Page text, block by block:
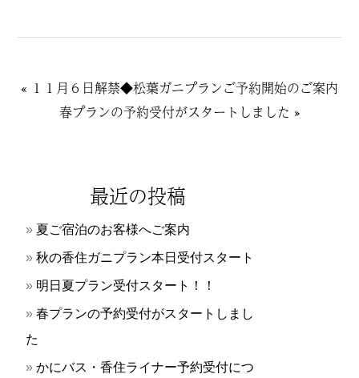
« １１月６日解禁◆松葉ガニプランご予約開始のご案内
春プランの予約受付がスタートしました »
最近の投稿
夏ご宿泊のお客様へご案内
秋の香住ガニプラン本日受付スタート
明日夏プラン受付スタート！！
春プランの予約受付がスタートしまし
た
かにバス・香住ライナー予約受付につ